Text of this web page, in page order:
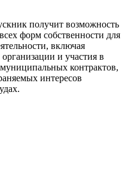
получит возможность
форм собственности для
включая
и участия в
контрактов,
интересов